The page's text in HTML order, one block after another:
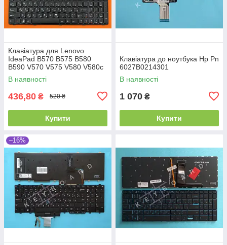
Клавіатура для Lenovo
IdeaPad B570 B575 B580
B590 V570 V575 V580 V580c
Z570 Z575, RU, (Black,
Аналог)
В наявності
436,80 ₴ 520 ₴
Купити
Клавіатура до ноутбука Hp Pn
6027B0214301
В наявності
1 070 ₴
Купити
–16%